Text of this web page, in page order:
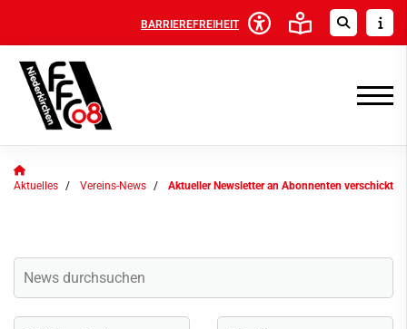
BARRIEREFREIHEIT
Aktuelles Vereins-News Aktueller Newsletter an Abonnenten verschickt